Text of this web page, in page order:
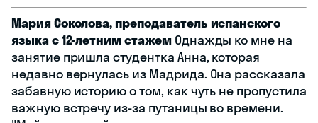
Мария Соколова, преподаватель испанского
языка с 12-летним стажемОднажды ко мне на
занятие пришла студентка Анна, которая
недавно вернулась из Мадрида. Она рассказала
забавную историю о том, как чуть не пропустила
важную встречу из-за путаницы во времени.